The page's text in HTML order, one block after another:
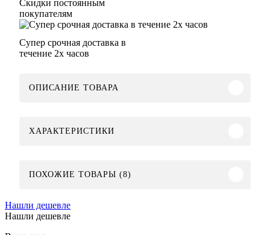
Скидки постоянным
покупателям
Супер срочная доставка в
течение 2х часов
ОПИСАНИЕ ТОВАРА
ХАРАКТЕРИСТИКИ
ПОХОЖИЕ ТОВАРЫ (8)
Нашли дешевле
Нашли дешевле